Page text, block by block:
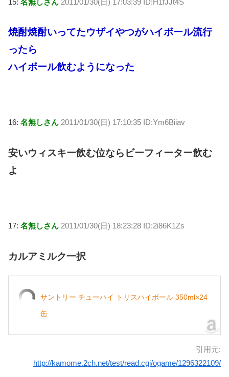
焼酎焼酎いってたウザイやつがハイボール流行
ったら
ハイボール飲むようになった
16: 名無しさん 2011/01/30(日) 17:10:35 ID:Ym6Biiav
安いウィスキー飲む位ならビーフィーター飲む
よ
17: 名無しさん 2011/01/30(日) 18:23:28 ID:2i86K1Zs
カルアミルク一択
サントリー チューハイ トリスハイボール 350ml×24
缶
引用元:
http://kamome.2ch.net/test/read.cgi/ogame/1296322109/